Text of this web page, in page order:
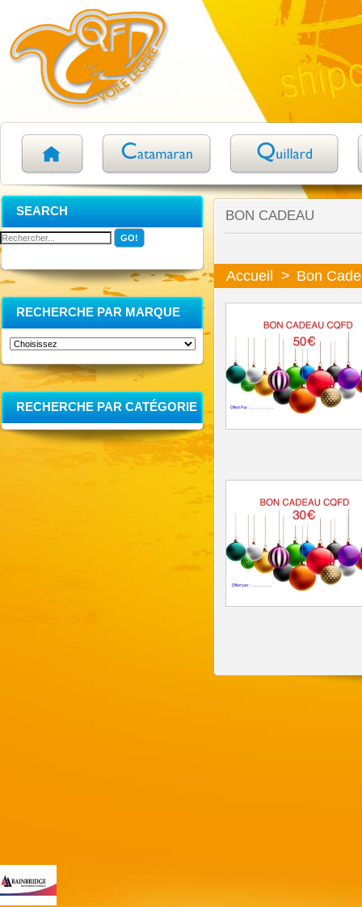
SEARCH
RECHERCHE PAR MARQUE
RECHERCHE PAR CATÉGORIE
BON CADEAU
Accueil > Bon